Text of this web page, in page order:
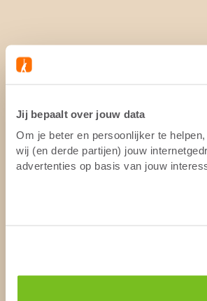
Jij bepaalt over jouw data
Om je beter en persoonlijker te
wij (en derde partijen) jouw
advertenties op basis van jouw